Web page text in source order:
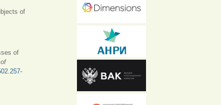
of
of